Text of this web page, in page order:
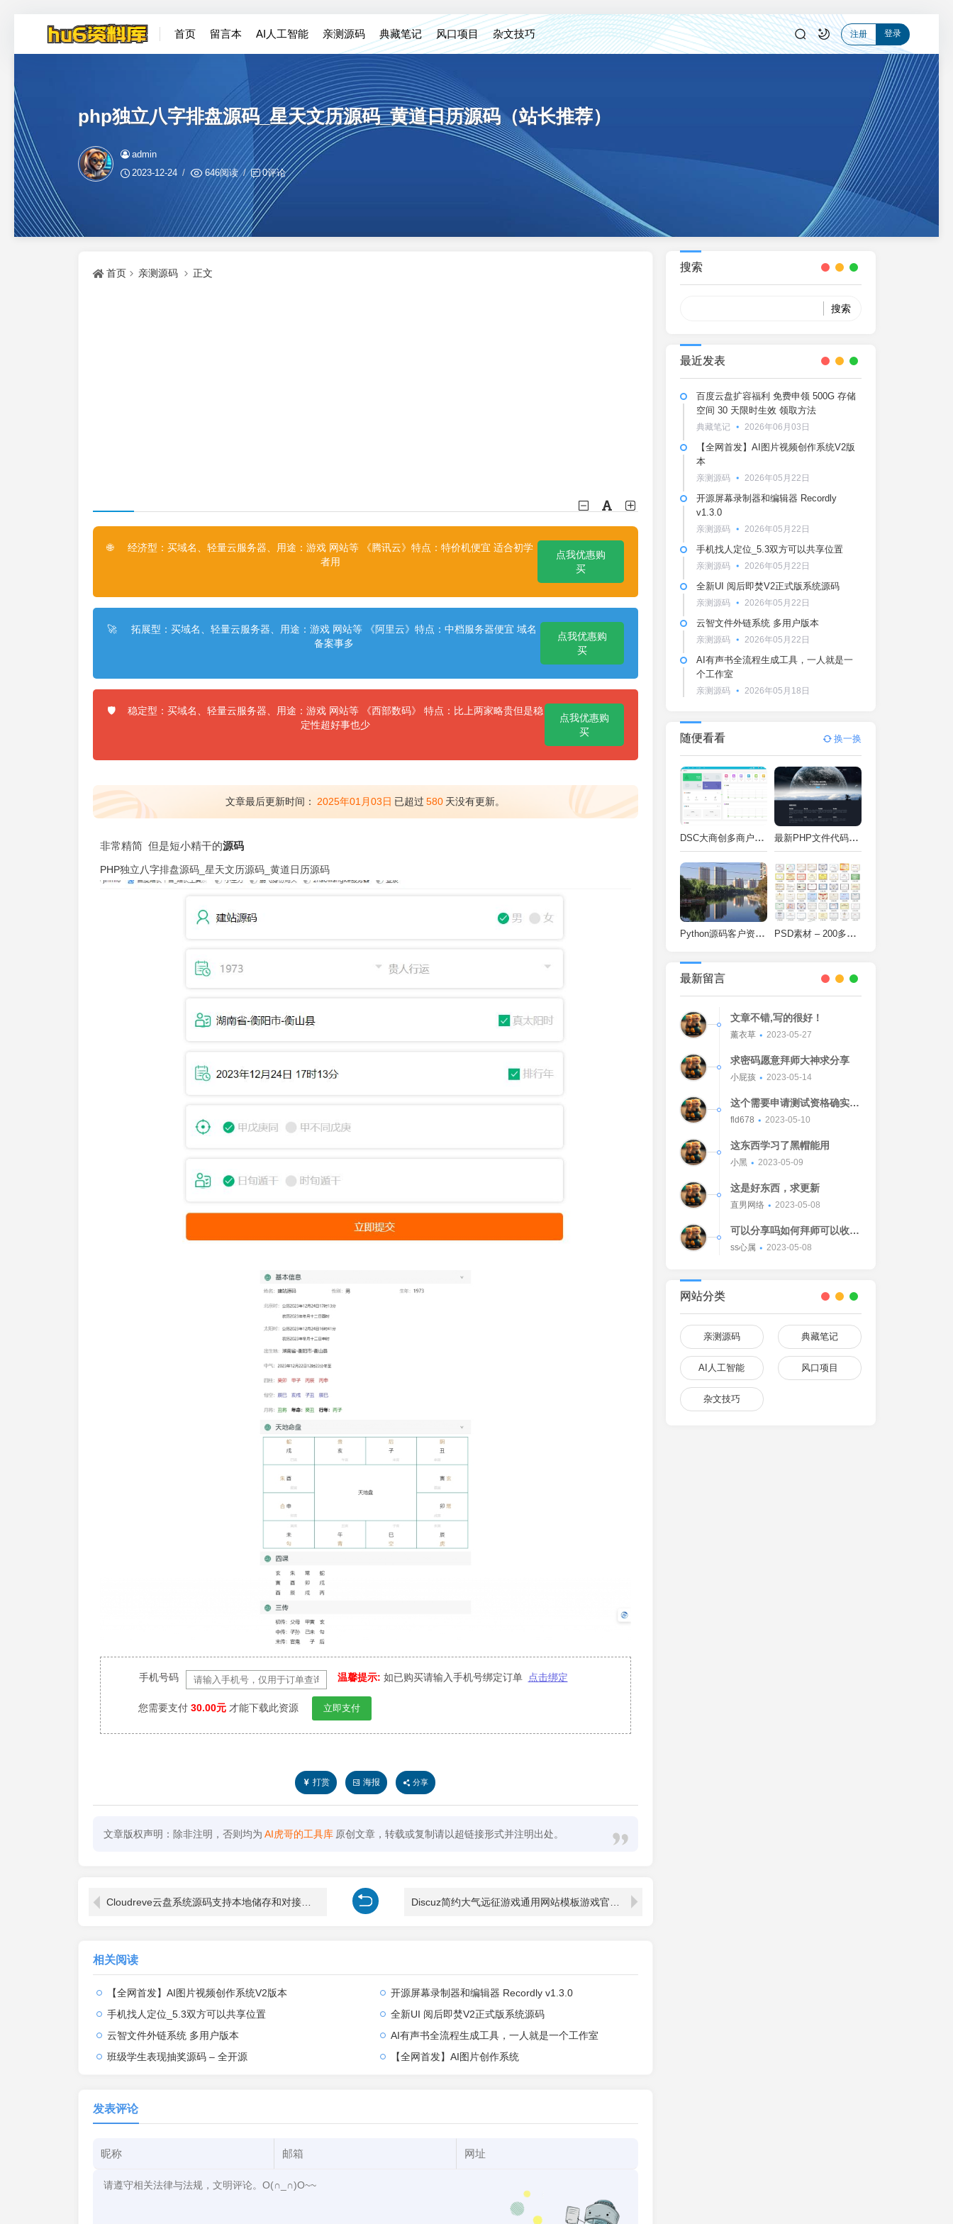
首页 留言本 AI人工智能 亲测源码 典藏笔记 风口项目 杂文技巧 注册 登录
php独立八字排盘源码_星天文历源码_黄道日历源码（站长推荐）
admin
2023-12-24
646阅读 0评论
首页 亲测源码 正文
🌐
经济型：买域名、轻量云服务器、用途：游戏 网站等 《腾讯云》特点：特价机便宜 适合初学
者用
点我优惠购
买
🚀
拓展型：买域名、轻量云服务器、用途：游戏 网站等 《阿里云》特点：中档服务器便宜 域名
备案事多
点我优惠购
买
🛡️
稳定型：买域名、轻量云服务器、用途：游戏 网站等 《西部数码》 特点：比上两家略贵但是稳
定性超好事也少
点我优惠购
买
文章最后更新时间： 2025年01月03日 已超过 580 天没有更新。
非常精简 但是短小精干的源码
PHP独立八字排盘源码_星天文历源码_黄道日历源码
手机号码 温馨提示: 如已购买请输入手机号绑定订单 点击绑定
您需要支付 30.00元才能下载此资源 立即支付
打赏 海报 分享
文章版权声明：除非注明，否则均为 AI虎哥的工具库 原创文章，转载或复制请以超链接形式并注明出处。
Cloudreve云盘系统源码支持本地储存和对接各大对象储存界面美观在线存储系统源码 网盘网站源码 云盘系统源码
相关阅读
【全网首发】AI图片视频创作系统V2版本
开源屏幕录制器和编辑器 Recordly v1.3.0
手机找人定位_5.3双方可以共享位置
全新UI 阅后即焚V2正式版系统源码
云智文件外链系统 多用户版本
AI有声书全流程生成工具，一人就是一个工作室
班级学生表现抽奖源码 – 全开源
【全网首发】AI图片创作系统
发表评论
搜索
最近发表
百度云盘扩容福利 免费申领 500G 存储
空间 30 天限时生效 领取方法
典藏笔记 2026年06月03日
【全网首发】AI图片视频创作系统V2版
本
亲测源码 2026年05月22日
开源屏幕录制器和编辑器 Recordly
v1.3.0
亲测源码 2026年05月22日
手机找人定位_5.3双方可以共享位置
亲测源码 2026年05月22日
全新UI 阅后即焚V2正式版系统源码
亲测源码 2026年05月22日
云智文件外链系统 多用户版本
亲测源码 2026年05月22日
AI有声书全流程生成工具，一人就是一
个工作室
亲测源码 2026年05月18日
随便看看 换一换
DSC大商创多商户电商系统完整部署教程（附PHP7.4/PHP8兼容修复方案） 最新PHP文件代码加密系统 在线PHP加密系统 全开源 亲测可用
Python源码客户资料管理系统V2.2一键运行 PSD素材 – 200多种类型证书PSD源码
最新留言
文章不错,写的很好！
薰衣草 2023-05-27
求密码愿意拜师大神求分享
小屁孩 2023-05-14
这个需要申请测试资格确实不
错的东西
fld678 2023-05-10
这东西学习了黑帽能用
小黑 2023-05-09
这是好东西，求更新
直男网络 2023-05-08
可以分享吗如何拜师可以收我
吗[Watermelon]
ss心属 2023-05-08
网站分类
亲测源码 典藏笔记
AI人工智能 风口项目
杂文技巧